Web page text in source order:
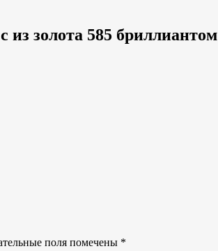
из золота 585 бриллиантом
поля помечены *